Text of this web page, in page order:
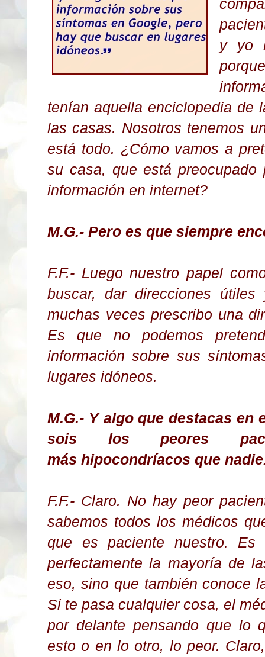
y yo
tenían aquella enciclopedia de
las casas. Nosotros tenemos
está todo. ¿Cómo vamos a
su casa, que está
información en internet?
M.G.- Pero es que siempre
F.F.- Luego nuestro papel
buscar, dar direcciones
muchas veces prescribo una
Es que no podemos
información sobre sus
lugares idóneos.
M.G.- Y algo que destacas
sois los peores
más hipocondríacos que
F.F.- Claro. No hay peor
sabemos todos los médicos
que es paciente nuestro. Es
perfectamente la mayoría de
eso, sino que también conoce
Si te pasa cualquier cosa, el
por delante pensando que lo
esto o en lo otro, lo peor.